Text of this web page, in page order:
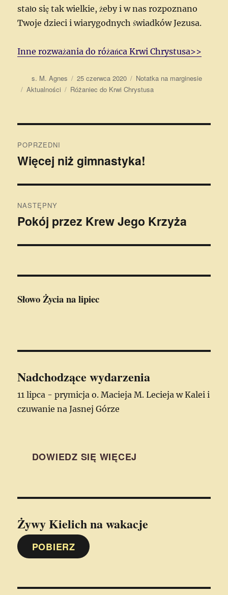
stało się tak wielkie, żeby i w nas rozpoznano
Twoje dzieci i wiarygodnych świadków Jezusa.
Inne rozważania do różańca Krwi Chrystusa>>
Autor
s. M. Agnes
Data
publikacji
25 czerwca 2020 Format
Notatka na marginesie
Kategorie
Aktualności Tagi
Różaniec do Krwi Chrystusa
wpisu
POPRZEDNI
Poprzedni
Więcej niż gimnastyka!
NASTĘPNY
Następny
Pokój przez Krew Jego Krzyża
Słowo Życiana lipiec
Nadchodzące wydarzenia
11 lipca - prymicja o. Macieja M. Lecieja w Kalei i
czuwanie na Jasnej Górze
DOWIEDZ SIĘ WIĘCEJ
Żywy Kielichna wakacje
POBIERZ